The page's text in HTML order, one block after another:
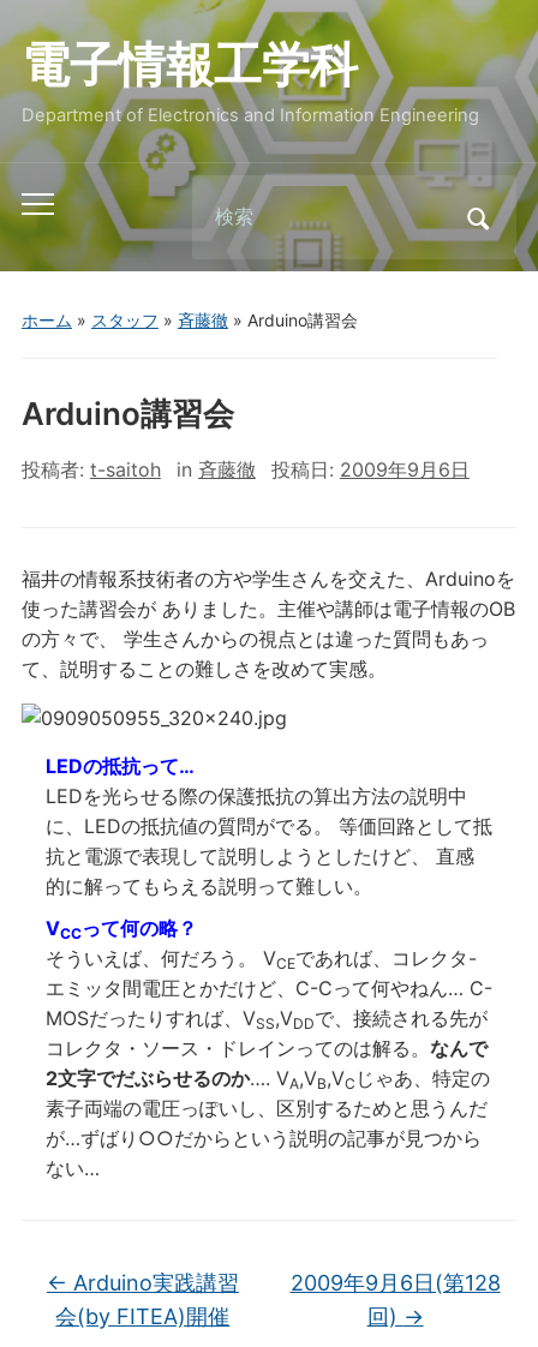
電子情報工学科
Department of Electronics and Information Engineering
Toggle
mobile
menu
Search
for:
ホーム » スタッフ » 斉藤徹» Arduino講習会
Arduino講習会
投稿者: t-saitoh in 斉藤徹 投稿日: 2009年9月6日
福井の情報系技術者の方や学生さんを交えた、Arduinoを
使った講習会が ありました。主催や講師は電子情報のOB
の方々で、 学生さんからの視点とは違った質問もあっ
て、説明することの難しさを改めて実感。
LEDの抵抗って…
LEDを光らせる際の保護抵抗の算出方法の説明中
に、LEDの抵抗値の質問がでる。 等価回路として抵
抗と電源で表現して説明しようとしたけど、 直感
的に解ってもらえる説明って難しい。
VCCって何の略？
そういえば、何だろう。 VCEであれば、コレクタ-
エミッタ間電圧とかだけど、C-Cって何やねん… C-
MOSだったりすれば、VSS,VDDで、接続される先が
コレクタ・ソース・ドレインってのは解る。 なんで
2文字でだぶらせるのか…. VA,VB,VC じゃあ、特定の
素子両端の電圧っぽいし、区別するためと思うんだ
が…ずばり○○だからという説明の記事が見つから
ない…
← Arduino実践講習
会(by FITEA)開催
2009年9月6日(第128
回) →